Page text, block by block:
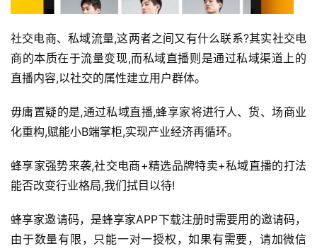
社交电商、私域流量,这两者之间又有什么联系?其实社交电
商的本质在于流量变现,而私域直播则是通过私域渠道上的
直播内容,以社交的属性建立用户群体。
毋庸置疑的是,通过私域直播,蜂享家将进行人、货、场商业
化重构,赋能小B端掌柜,实现产业经济再循环。
蜂享家强势来袭,社交电商+精选品牌特卖+私域直播的打法
能否改变行业格局,我们拭目以待!
蜂享家邀请码，是蜂享家APP下载注册时需要用的邀请码，
由于数量有限，只能一对一授权，如果有需要，请加微信